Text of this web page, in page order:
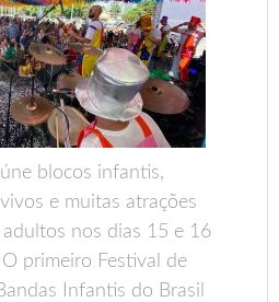
blocos infantis,
e muitas atrações
adultos nos dias 15 e 16
primeiro Festival de
Infantis do Brasil